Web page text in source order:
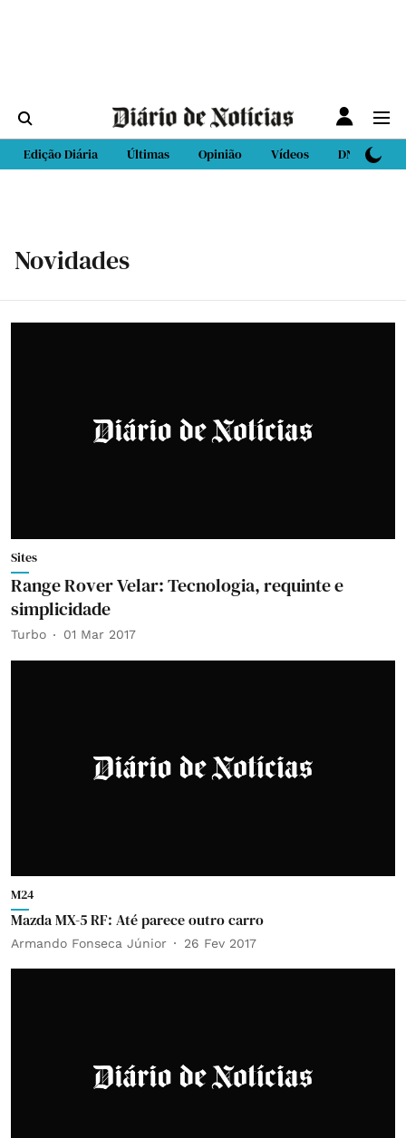
Edição Diária Últimas Opinião Vídeos DN Sport
Novidades
Sites
Range Rover Velar: Tecnologia, requinte e
simplicidade
Turbo 01 Mar 2017
M24
Mazda MX-5 RF: Até parece outro carro
Armando Fonseca Júnior 26 Fev 2017